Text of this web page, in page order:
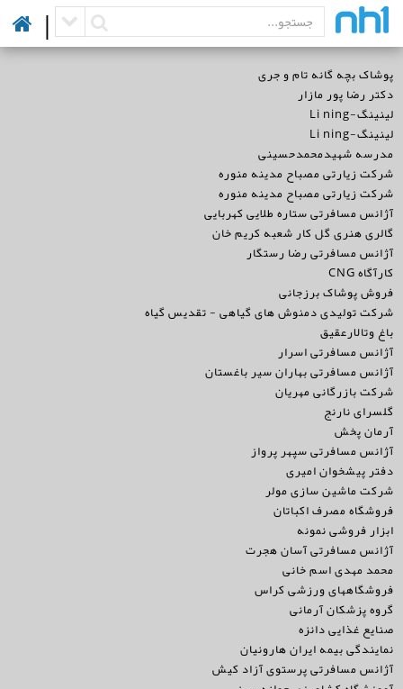
|
پوشاک بچه گانه تام و جری
دکتر رضا پور مازار
لینینگ-Li ning
لینینگ-Li ning
مدرسه شهیدمحمدحسینی
شرکت زیارتی مصباح مدینه منوره
شرکت زیارتی مصباح مدینه منوره
آژانس مسافرتی ستاره طلایی کهربایی
گالری هنری گل کار شعبه کریم خان
آژانس مسافرتی رضا رستگار
کارآگاه CNG
فروش پوشاک برزجانی
شرکت تولیدی دمنوش های گیاهی - تقدیس گیاه
باغ وتالارعقیق
آژانس مسافرتی اسرار
آژانس مسافرتی بهاران سیر باغستان
شرکت بازرگانی مهریان
گلسرای نارنج
آرمان پخش
آژانس مسافرتی سپهر پرواز
دفتر پیشخوان امیری
شرکت ماشین سازی مولر
فروشگاه مصرف اکباتان
ابزار فروشی نمونه
آژانس مسافرتی آسان هجرت
محمد مهدی اسم خانی
فروشگاههای ورزشی کراس
گروه پزشکان آرمانی
صنایع غذایی دانزه
نمایندگی بیمه ایران هارونیان
آژانس مسافرتی پرستوی آزاد کیش